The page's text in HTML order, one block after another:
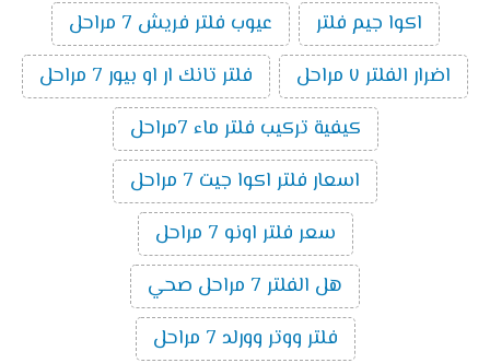
اكوا جيم فلتر
عيوب فلتر فريش 7 مراحل
اضرار الفلتر ٧ مراحل
فلتر تانك ار او بيور 7 مراحل
كيفية تركيب فلتر ماء 7مراحل
اسعار فلتر اكوا جيت 7 مراحل
سعر فلتر اونو 7 مراحل
هل الفلتر 7 مراحل صحي
فلتر ووتر وورلد 7 مراحل